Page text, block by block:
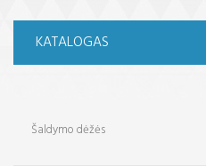
KATALOGAS
Šaldymo dėžės